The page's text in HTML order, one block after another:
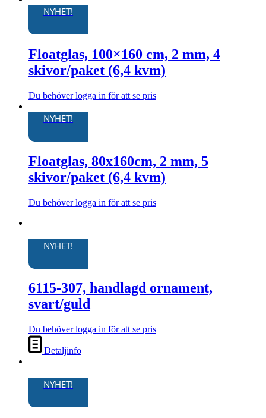
NYHET!
Floatglas, 100×160 cm, 2 mm, 4
skivor/paket (6,4 kvm)
Du behöver logga in för att se pris
har
varianter.
De
olika
kan
NYHET!
Floatglas, 80x160cm, 2 mm, 5
skivor/paket (6,4 kvm)
Du behöver logga in för att se pris
varianter.
olika
alternativen
kan
på
produktsidan
NYHET!
6115-307, handlagd ornament,
svart/guld
Du behöver logga in för att se pris
Detaljinfo
NYHET!